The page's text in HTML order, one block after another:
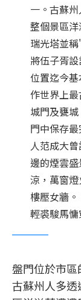
一。古蘇
整個景區
瑞光塔並
將伍子胥
位置迄今
作世界上
城門及甕
門中保存
人范成大
邊的煙雲
涼，萬窗
樓壓女牆
輕裘駿馬
盤門位於市區
古蘇州人多